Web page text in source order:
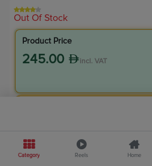
Out Of Stock
Product Price
245.00 incl. VAT
245.00 Save24.50
Category Reels Home